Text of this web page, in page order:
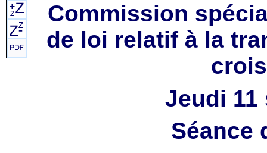
Commission
de loi relatif à la
Jeudi 11
Séance